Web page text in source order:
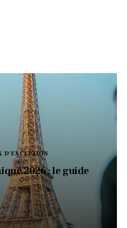
D'EXCEPTION
2026 : le guide